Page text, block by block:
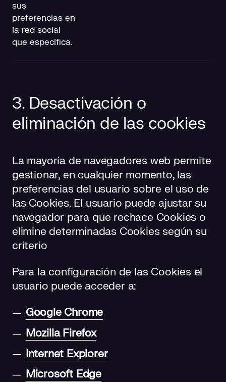
sus
preferencias en
la red social
que específica.
3. Desactivación o
eliminación de las cookies
La mayoría de navegadores web permite
gestionar, en cualquier momento, las
preferencias del usuario sobre el uso de
las Cookies. El usuario puede ajustar su
navegador para que rechace Cookies o
elimine determinadas Cookies según su
criterio
Para la configuración de las Cookies el
usuario puede acceder a:
Google Chrome
Mozilla Firefox
Internet Explorer
Microsoft Edge